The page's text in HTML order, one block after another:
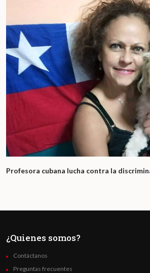
Profesora cubana lucha contra la
¿Quienes somos?
Contáctanos
Preguntas frecuentes